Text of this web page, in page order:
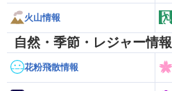
火山情報
自然・季節・レジャー情報
花粉飛散情報